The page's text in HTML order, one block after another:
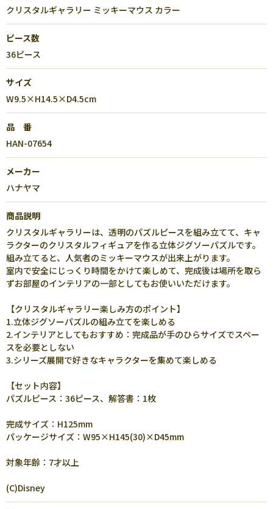
クリスタルギャラリー ミッキーマウス カラー
ピース数
36ピース
サイズ
W9.5×H14.5×D4.5cm
品 番
HAN-07654
メーカー
ハナヤマ
商品説明
クリスタルギャラリーは、透明のパズルピースを組み立てて、キャ
ラクターのクリスタルフィギュアを作る立体ジグソーパズルです。
組み立てると、人気者のミッキーマウスが出来上がります。
室内で安全にじっくり時間をかけて楽しめて、完成後は場所を取ら
ずお部屋のインテリアの一部としてもお使いいただけます。
【クリスタルギャラリー楽しみ方のポイント】
1.立体ジグソーパズルの組み立てを楽しめる
2.インテリアとしてもおすすめ：完成品が手のひらサイズでスペー
スを必要としない
3.シリーズ展開で好きなキャラクターを集めて楽しめる
【セット内容】
パズルピース：36ピース、解答書：1枚
完成サイズ：H125mm
パッケージサイズ：W95×H145(30)×D45mm
対象年齢：7才以上
(C)Disney